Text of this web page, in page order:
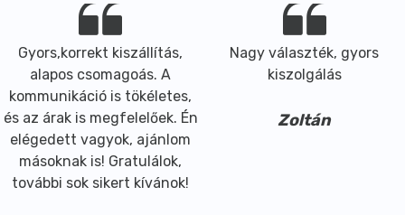
Gyors,korrekt kiszállítás,
alapos csomagoás. A
kommunikáció is tökéletes,
és az árak is megfelelőek. Én
elégedett vagyok, ajánlom
másoknak is! Gratulálok,
további sok sikert kívánok!
Nagy választék, gyors
kiszolgálás
Zoltán